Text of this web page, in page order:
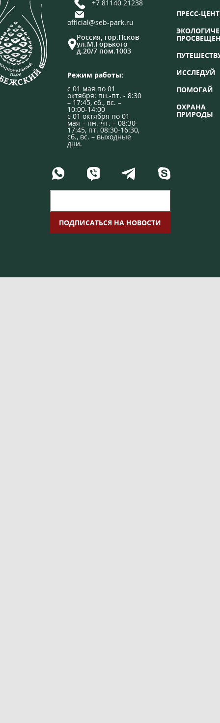
+7 81140 21238
official@seb-park.ru
Россия, гор.Псков
ул.М.Горького
д.20/7 пом.1003
Режим работы:
с 01 мая по 01
октября: пн.-пт. - 8:30
– 17:45, сб., вс. –
10:00-14:00
с 01 октября по 01
мая – пн.-чт. – 08:30-
17:45, пт. 08:30-16:30,
сб., вс. – выходные
дни.
ПРЕСС-
ИССЛЕДУЙ
ПОМОГАЙ
ОХРАНА
ПРИРОДЫ